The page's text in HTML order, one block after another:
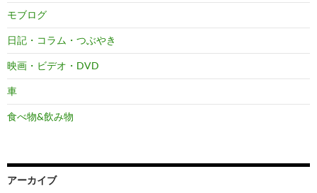
モブログ
日記・コラム・つぶやき
映画・ビデオ・DVD
車
食べ物&飲み物
アーカイブ